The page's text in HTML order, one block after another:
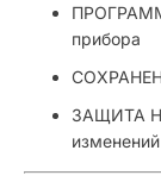
прибора
ЗАЩИТА
изменений